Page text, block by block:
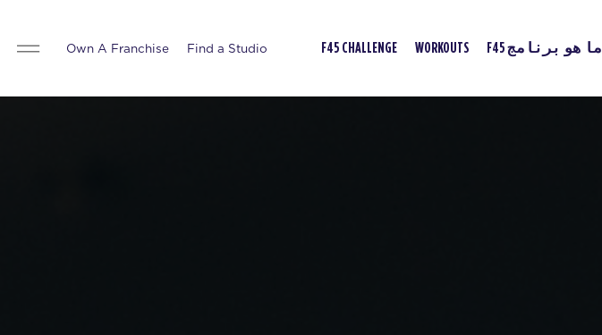
ما هو برنامج F45 WORKOUTS
F45 CHALLENGE
Find a Studio
Own A Franchise